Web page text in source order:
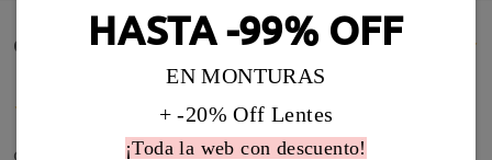
Comentarios de Clientes(26)
ottimo acquisto
HASTA -99% OFF
EN MONTURAS
+ -20% Off Lentes
¡Toda la web con descuento!